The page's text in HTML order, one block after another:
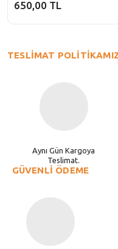
650,00 TL
TESLİMAT
Aynı Gün Kargoya
Teslimat.
GÜVENLİ ÖDEME